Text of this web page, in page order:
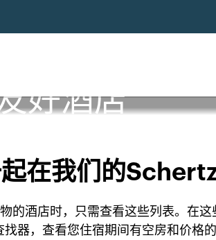
好酒店
在我们的
的酒店时，只需查看这些列表。在
器，查看您住宿期间有空房和价